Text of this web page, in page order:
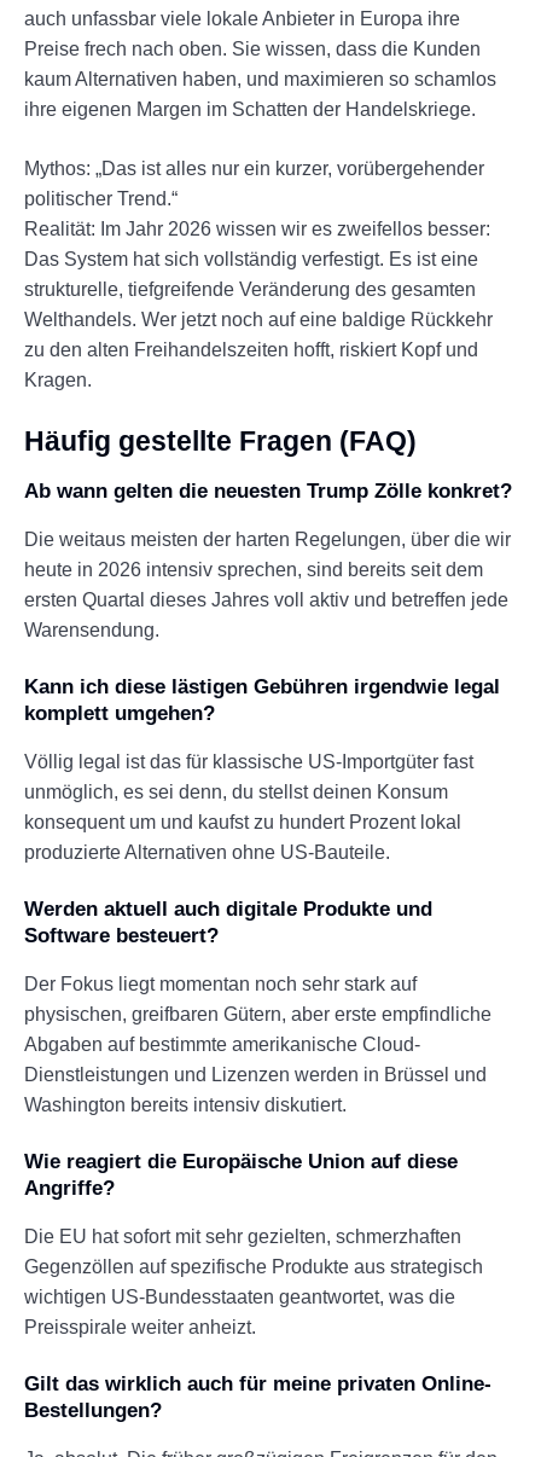
auch unfassbar viele lokale Anbieter in Europa ihre
Preise frech nach oben. Sie wissen, dass die Kunden
kaum Alternativen haben, und maximieren so schamlos
ihre eigenen Margen im Schatten der Handelskriege.
Mythos: „Das ist alles nur ein kurzer, vorübergehender
politischer Trend.“
Realität: Im Jahr 2026 wissen wir es zweifellos besser:
Das System hat sich vollständig verfestigt. Es ist eine
strukturelle, tiefgreifende Veränderung des gesamten
Welthandels. Wer jetzt noch auf eine baldige Rückkehr
zu den alten Freihandelszeiten hofft, riskiert Kopf und
Kragen.
Häufig gestellte Fragen (FAQ)
Ab wann gelten die neuesten Trump Zölle konkret?
Die weitaus meisten der harten Regelungen, über die wir
heute in 2026 intensiv sprechen, sind bereits seit dem
ersten Quartal dieses Jahres voll aktiv und betreffen jede
Warensendung.
Kann ich diese lästigen Gebühren irgendwie legal
komplett umgehen?
Völlig legal ist das für klassische US-Importgüter fast
unmöglich, es sei denn, du stellst deinen Konsum
konsequent um und kaufst zu hundert Prozent lokal
produzierte Alternativen ohne US-Bauteile.
Werden aktuell auch digitale Produkte und
Software besteuert?
Der Fokus liegt momentan noch sehr stark auf
physischen, greifbaren Gütern, aber erste empfindliche
Abgaben auf bestimmte amerikanische Cloud-
Dienstleistungen und Lizenzen werden in Brüssel und
Washington bereits intensiv diskutiert.
Wie reagiert die Europäische Union auf diese
Angriffe?
Die EU hat sofort mit sehr gezielten, schmerzhaften
Gegenzöllen auf spezifische Produkte aus strategisch
wichtigen US-Bundesstaaten geantwortet, was die
Preisspirale weiter anheizt.
Gilt das wirklich auch für meine privaten Online-
Bestellungen?